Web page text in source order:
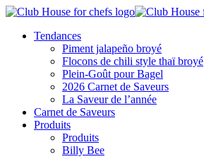
Tendances
Piment jalapeño broyé
Flocons de chili style thaï broyé
Plein-Goût pour Bagel
2026 Carnet de Saveurs
La Saveur de l’année
Carnet de Saveurs
Produits
Produits
Billy Bee